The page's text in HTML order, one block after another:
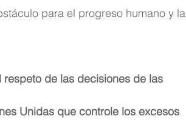
para el progreso humano y la
de las decisiones de las
Unidas que controle los excesos